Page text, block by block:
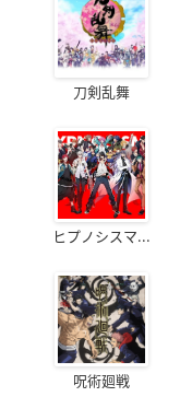
刀剣乱舞
ヒプノシスマ...
呪術廻戦